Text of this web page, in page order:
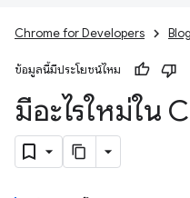
Chrome for Developers Blog
ข้อมูลนี้มีประโยชน์ไหม
มีอะไรใหม่ใน